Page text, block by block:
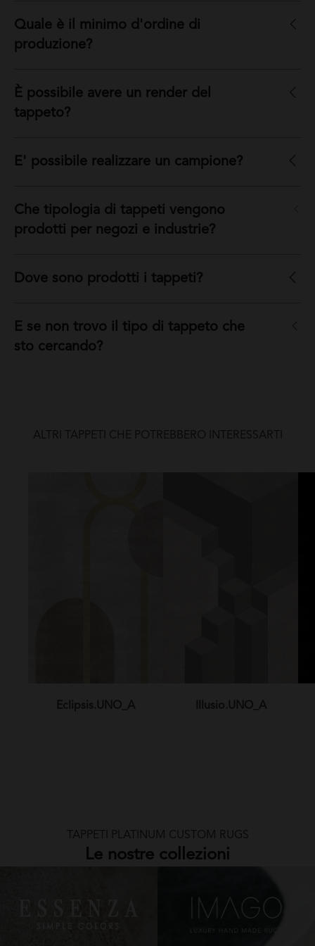
Quale è il minimo d'ordine di
produzione?
È possibile avere un render del
tappeto?
E' possibile realizzare un campione?
Che tipologia di tappeti vengono
prodotti per negozi e industrie?
Dove sono prodotti i tappeti?
E se non trovo il tipo di tappeto che
sto cercando?
ALTRI TAPPETI CHE POTREBBERO INTERESSARTI
Eclipsis.UNO_A Illusio.UNO_A
TAPPETI PLATINUM CUSTOM RUGS
Le nostre collezioni